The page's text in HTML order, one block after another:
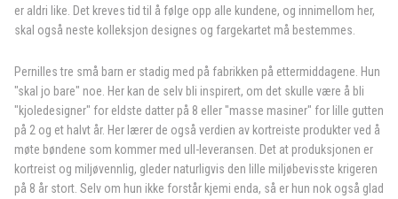
er aldri like. Det kreves tid til å følge opp alle kundene, og innimellom her,
skal også neste kolleksjon designes og fargekartet må bestemmes.
Pernilles tre små barn er stadig med på fabrikken på ettermiddagene. Hun
"skal jo bare" noe. Her kan de selv bli inspirert, om det skulle være å bli
"kjoledesigner" for eldste datter på 8 eller "masse masiner" for lille gutten
på 2 og et halvt år. Her lærer de også verdien av kortreiste produkter ved å
møte bøndene som kommer med ull-leveransen. Det at produksjonen er
kortreist og miljøvennlig, gleder naturligvis den lille miljøbevisste krigeren
på 8 år stort. Selv om hun ikke forstår kjemi enda, så er hun nok også glad